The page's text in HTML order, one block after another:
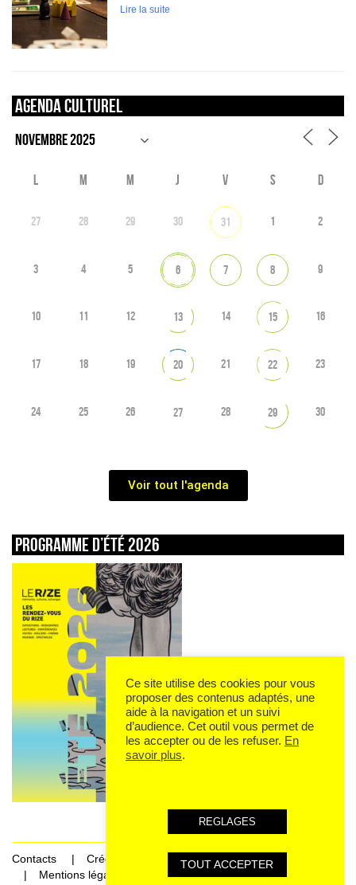
Lire la suite
Agenda culturel
L M M J V S D
27 28 29 30 31 1 2
3 4 5 6 7 8 9
10 11 12 13 14 15 16
17 18 19 20 21 22 23
24 25 26 27 28 29 30
Voir tout l'agenda
Programme d’été 2026
Contacts
Crédits
Mentions légales et données personnelles
Ce site utilise des cookies pour vous
proposer des contenus adaptés, une
aide à la navigation et un suivi
d’audience. Cet outil vous permet de
les accepter ou de les refuser. En
savoir plus.
REGLAGES
TOUT ACCEPTER